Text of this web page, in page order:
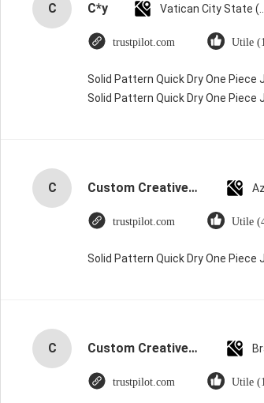
C C*y
trustpilot.com Utile
Solid Pattern Quick Dry One
Solid Pattern Quick Dry One
C Custom Creative Goodie Christmas Kraft Paper Gift Bag with Your Own Logo for Xmas Decorative Party
trustpilot.com Utile
Solid Pattern Quick Dry One
C Custom Creative Goodie Christmas Kraft Paper Gift Bag with Your Own Logo for Xmas Decorative Party
trustpilot.com Utile